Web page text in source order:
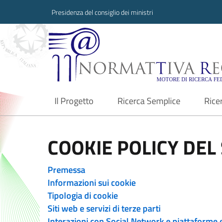
Presidenza del consiglio dei ministri
Normattiva
Il Progetto
current Ricerca Semplice
COOKIE POLICY
Premessa
Informazioni sui cookie
Tipologia di cookie
Siti web e servizi di terze parti